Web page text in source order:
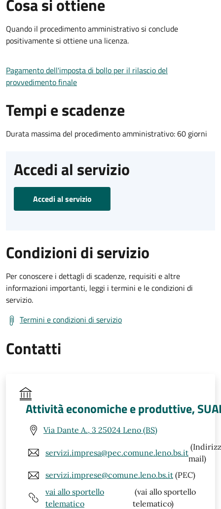
Quando il procedimento amministrativo si conclude
positivamente si ottiene una licenza.
Pagamento dell'imposta di bollo per il rilascio del
provvedimento finale
Tempi e scadenze
Durata massima del procedimento amministrativo: 60 giorni
Accedi al servizio
Accedi al servizio
Condizioni di servizio
Per conoscere i dettagli di scadenze, requisiti e altre
informazioni importanti, leggi i termini e le condizioni di
servizio.
Termini e condizioni di servizio
Contatti
Attività economiche e produttive,
Via Dante A., 3 25024 Leno (BS)
servizi.impresa@pec.comune.leno.bs.it
mail)
servizi.imprese@comune.leno.bs.it (PEC)
vai allo sportello
telematico
(vai allo sportello
telematico)